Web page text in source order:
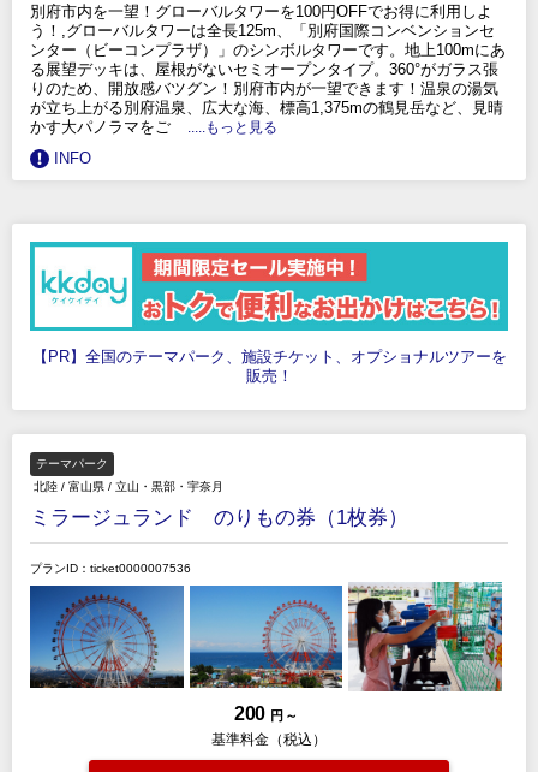
別府市内を一望！グローバルタワーを100円OFFでお得に利用しよ
う！,グローバルタワーは全長125m、「別府国際コンベンションセ
ンター（ビーコンプラザ）」のシンボルタワーです。地上100mにあ
る展望デッキは、屋根がないセミオープンタイプ。360°がガラス張
りのため、開放感バツグン！別府市内が一望できます！温泉の湯気
が立ち上がる別府温泉、広大な海、標高1,375mの鶴見岳など、見晴
かす大パノラマをご
.....もっと見る
INFO
【PR】全国のテーマパーク、施設チケット、オプショナルツアーを
販売！
テーマパーク
北陸 / 富山県 / 立山・黒部・宇奈月
ミラージュランド のりもの券（1枚券）
プランID：ticket0000007536
200 円 ～
基準料金（税込）